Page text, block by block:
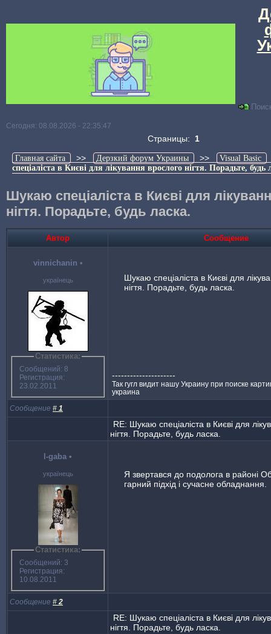
Сегодня: 08.08.2026 - 22:35:47
Страницы: 1
Главная сайта >> Дерзкий форум Украины >> Visual Basic
спеціаліста в Києві для лікування врослого нігтя. Порадьте, будь
Шукаю спеціаліста в Києві для
нігтя. Порадьте, будь ласка.
Автор Сообщение
vinnichanin •
українець
Статистика:
Сообщений: 8
Регистрация:
23.02.2011
Шукаю спеціаліста в Києві для
нігтя. Порадьте, будь ласка.
---------------------
Так гугл видит нашу Украину при поиске
украина
Сообщение # 1
RE: Шукаю спеціаліста в Києві для
нігтя. Порадьте, будь ласка.
l-gaba •
українець
Статистика:
Сообщений: 3
Регистрация:
10.08.2011
Я звертався до подолога в районі
гарний підхід і сучасне обладнання.
Сообщение # 2
RE: Шукаю спеціаліста в Києві для
нігтя. Порадьте, будь ласка.